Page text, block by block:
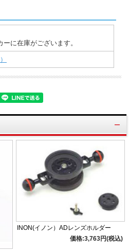
に在庫がございます。
INON(イノン）ADレンズホルダー
価格:3,763円(税込)